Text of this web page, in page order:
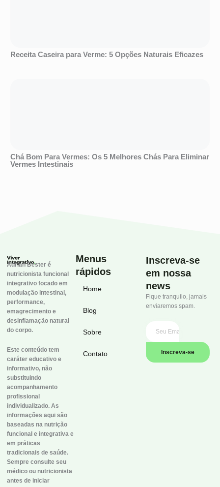
Receita Caseira para Verme: 5 Opções Naturais Eficazes
Chá Bom Para Vermes: Os 5 Melhores Chás Para Eliminar
Vermes Intestinais
Adrian Bester é
nutricionista funcional
integrativo focado em
modulação intestinal,
performance,
emagrecimento e
desinflamação natural
do corpo.
Este conteúdo tem
caráter educativo e
informativo, não
substituindo
acompanhamento
profissional
individualizado. As
informações aqui são
baseadas na nutrição
funcional e integrativa e
em práticas
tradicionais de saúde.
Sempre consulte seu
médico ou nutricionista
antes de iniciar
Menus
rápidos
Home
Blog
Sobre
Contato
Inscreva-se
em nossa
news
Fique tranquilo, jamais
enviaremos spam.
Inscreva-se